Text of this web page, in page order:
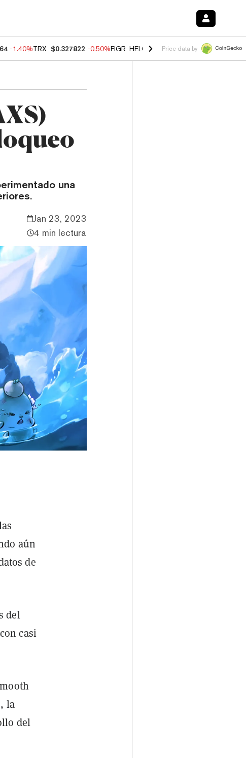
-1.40%TRX $0.327822 -0.50%FIGR_HELOC $1.035 0.20%HYPE $55.59
Price data by
una
Jan 23, 2023
4 min lectura
aún
de
del
casi
la
del